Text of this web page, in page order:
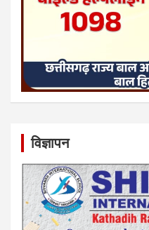
विज्ञापन